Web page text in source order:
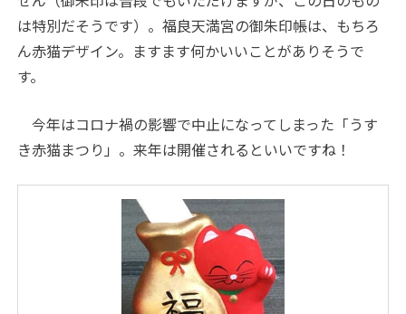
は特別だそうです）。福良天満宮の御朱印帳は、もちろ
ん赤猫デザイン。ますます何かいいことがありそうで
す。
今年はコロナ禍の影響で中止になってしまった「うす
き赤猫まつり」。来年は開催されるといいですね！